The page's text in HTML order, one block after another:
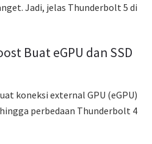
Jadi, jelas Thunderbolt 5 di
Buat eGPU dan SSD
koneksi external GPU (eGPU)
perbedaan Thunderbolt 4